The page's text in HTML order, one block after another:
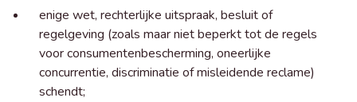
enige wet, rechterlijke uitspraak, besluit of
regelgeving (zoals maar niet beperkt tot de regels
voor consumentenbescherming, oneerlijke
concurrentie, discriminatie of misleidende reclame)
schendt;